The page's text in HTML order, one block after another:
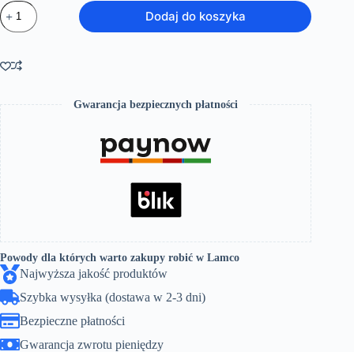
ilość
Wanna
prostokątna
obudową
przyścienna
biała
QUATTRO
170X75
Dodaj do koszyka
Gwarancja bezpiecznych płatności
Powody dla których warto zakupy robić w Lamco
Najwyższa jakość produktów
Szybka wysyłka (dostawa w 2-3 dni)
Bezpieczne płatności
Gwarancja zwrotu pieniędzy